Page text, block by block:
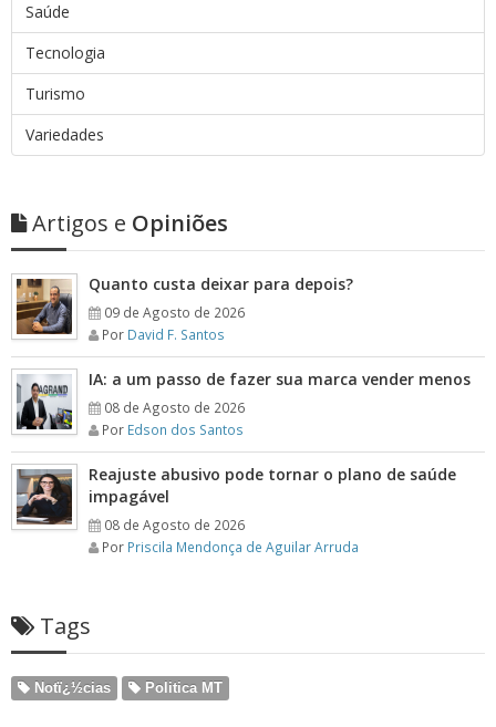
Saúde
Tecnologia
Turismo
Variedades
Artigos e Opiniões
Quanto custa deixar para depois?
09 de Agosto de 2026
Por David F. Santos
IA: a um passo de fazer sua marca vender menos
08 de Agosto de 2026
Por Edson dos Santos
Reajuste abusivo pode tornar o plano de saúde
impagável
08 de Agosto de 2026
Por Priscila Mendonça de Aguilar Arruda
Tags
Notï¿½cias Politica MT